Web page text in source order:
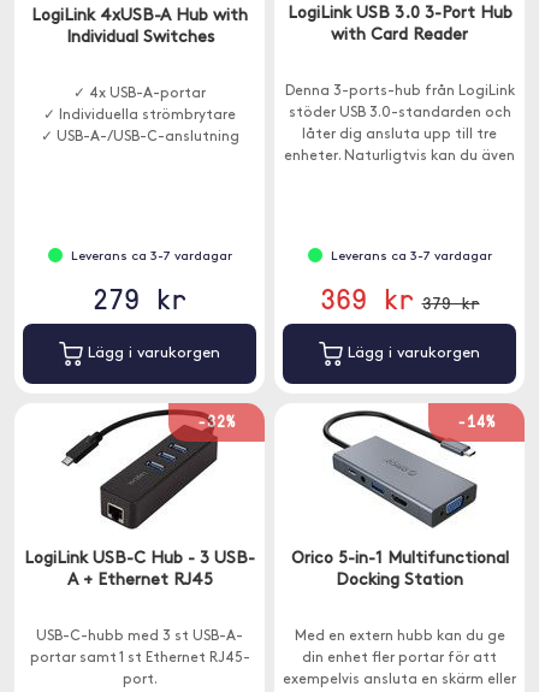
LogiLink 4xUSB-A Hub with
Individual Switches
✓ 4x USB-A-portar
✓ Individuella strömbrytare
✓ USB-A-/USB-C-anslutning
Leverans ca 3-7 vardagar
279 kr
Lägg i varukorgen
LogiLink USB 3.0 3-Port Hub
with Card Reader
Denna 3-ports-hub från LogiLink
stöder USB 3.0-standarden och
låter dig ansluta upp till tre
enheter. Naturligtvis kan du även
Leverans ca 3-7 vardagar
369 kr 379 kr
Lägg i varukorgen
-32%
LogiLink USB-C Hub - 3 USB-
A + Ethernet RJ45
USB-C-hubb med 3 st USB-A-
portar samt 1 st Ethernet RJ45-
port.
-14%
Orico 5-in-1 Multifunctional
Docking Station
Med en extern hubb kan du ge
din enhet fler portar för att
exempelvis ansluta en skärm eller